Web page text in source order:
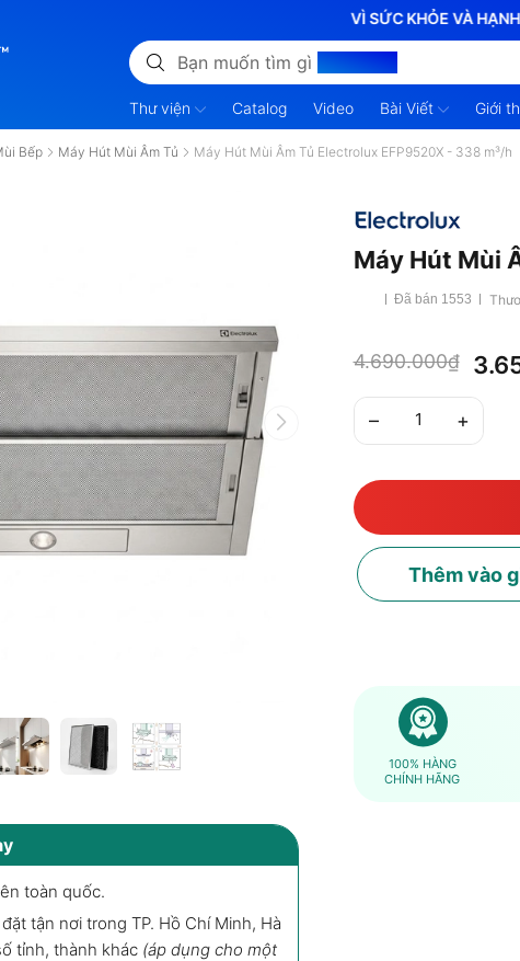
VÌ SỨC KHỎE VÀ HẠNH PHÚC
Bạn muốn tìm gì hôm nay?
Thư viện Catalog Video Bài Viết Giới
Bếp Máy Hút Mùi Âm Tủ Máy Hút Mùi Âm Tủ Electrolux EFP9520X - 338 m³/h
toàn quốc.
tận nơi trong TP. Hồ Chí Minh, Hà
tỉnh, thành khác (áp dụng cho một
Máy Hút Mùi
Đã bán 1553
4.690.000₫
– +
Thêmvào
100% HÀNG
CHÍNH HÃNG